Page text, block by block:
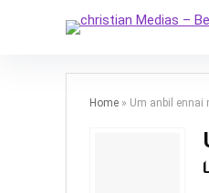
Home » Um anbil